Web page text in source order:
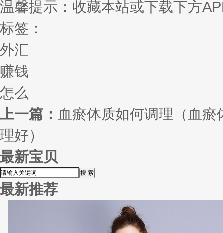
温馨提示：收藏本站或下载下方
标签：
外汇
赚钱
怎么
上一篇： 血瘀体质如何调理（血瘀
理好）
最新宝贝
最新推荐